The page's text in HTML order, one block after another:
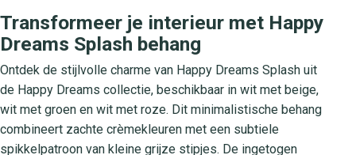
Transformeer je interieur met Happy
Dreams Splash behang
Ontdek de stijlvolle charme van Happy Dreams Splash uit
de Happy Dreams collectie, beschikbaar in wit met beige,
wit met groen en wit met roze. Dit minimalistische behang
combineert zachte crèmekleuren met een subtiele
spikkelpatroon van kleine grijze stipjes. De ingetogen